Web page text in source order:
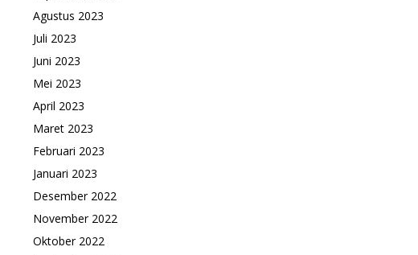
Agustus 2023
Juli 2023
Juni 2023
Mei 2023
April 2023
Maret 2023
Februari 2023
Januari 2023
Desember 2022
November 2022
Oktober 2022